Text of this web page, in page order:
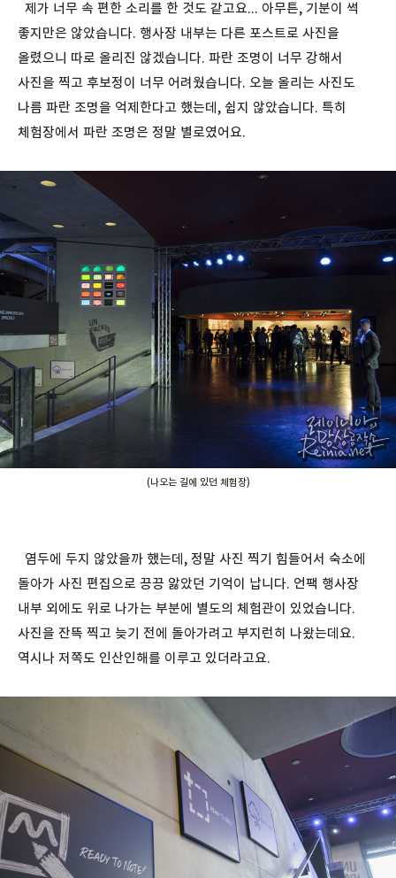
제가 너무 속 편한 소리를 한 것도 같고요... 아무튼, 기분이 썩
좋지만은 않았습니다. 행사장 내부는 다른 포스트로 사진을
올렸으니 따로 올리진 않겠습니다. 파란 조명이 너무 강해서
사진을 찍고 후보정이 너무 어려웠습니다. 오늘 올리는 사진도
나름 파란 조명을 억제한다고 했는데, 쉽지 않았습니다. 특히
체험장에서 파란 조명은 정말 별로였어요.
(나오는 길에 있던 체험장)
염두에 두지 않았을까 했는데, 정말 사진 찍기 힘들어서 숙소에
돌아가 사진 편집으로 끙끙 앓았던 기억이 납니다. 언팩 행사장
내부 외에도 위로 나가는 부분에 별도의 체험관이 있었습니다.
사진을 잔뜩 찍고 늦기 전에 돌아가려고 부지런히 나왔는데요.
역시나 저쪽도 인산인해를 이루고 있더라고요.